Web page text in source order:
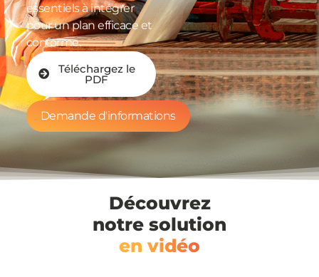
essentiels à intégrer
pour un plan efficace et
conforme.
Téléchargez le
PDF
Demande d'informations
Découvrez
notre solution
en vidéo